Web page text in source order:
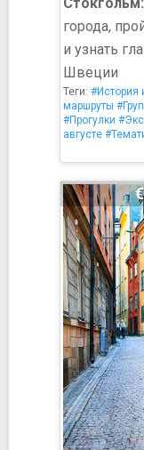
города,
и узнать
Швеции
Теги: #История
маршруты
#Прогулки
августе